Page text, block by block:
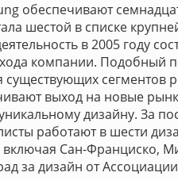
обеспечивают
шестой в списке
в 2005 году
компании. Подобный
существующих сегментов
выход на новые
дизайну. За
работают в шести
Сан-Франциско,
за дизайн от